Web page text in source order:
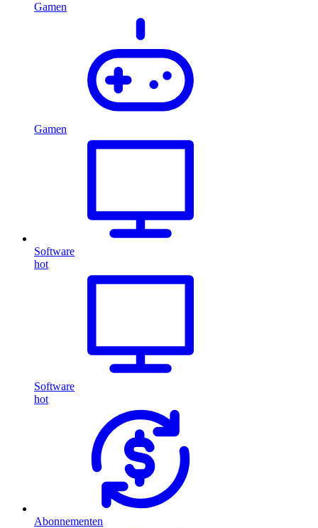
Gamen
Gamen
Software
hot
Software
hot
Abonnementen